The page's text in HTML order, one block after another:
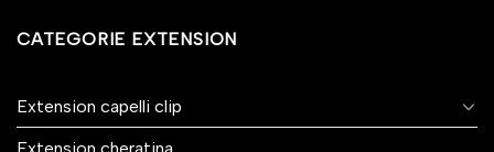
CATEGORIE EXTENSION
Extension capelli clip
Extension cheratina